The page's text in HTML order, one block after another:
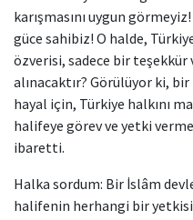
karışmasını uygun
güce sahibiz! O halde,
özverisi, sadece bir
alınacaktır? Görülüyor ki,
hayal için, Türkiye halkını
halifeye görev ve yetki
ibaretti.
Halka sordum: Bir İslâm
halifenin herhangi bir